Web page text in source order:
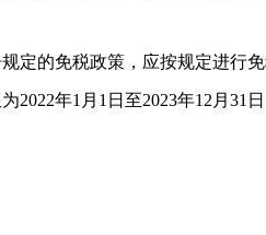
的免税政策，应按规定进行免
年1月1日至2023年12月31